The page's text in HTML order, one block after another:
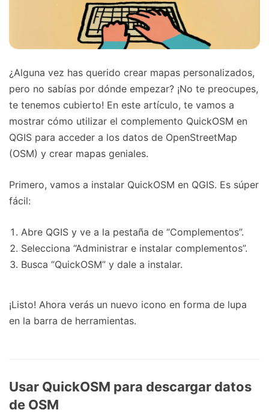
¿Alguna vez has querido crear mapas personalizados,
pero no sabías por dónde empezar? ¡No te preocupes,
te tenemos cubierto! En este artículo, te vamos a
mostrar cómo utilizar el complemento QuickOSM en
QGIS para acceder a los datos de OpenStreetMap
(OSM) y crear mapas geniales.
Primero, vamos a instalar QuickOSM en QGIS. Es súper
fácil:
Abre QGIS y ve a la pestaña de “Complementos”.
Selecciona “Administrar e instalar complementos”.
Busca “QuickOSM” y dale a instalar.
¡Listo! Ahora verás un nuevo icono en forma de lupa
en la barra de herramientas.
Usar QuickOSM para descargar datos
de OSM